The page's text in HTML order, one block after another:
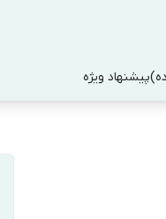
پیشنهاد ویژه